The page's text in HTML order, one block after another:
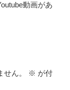
動画があ
ん。 ※ が付